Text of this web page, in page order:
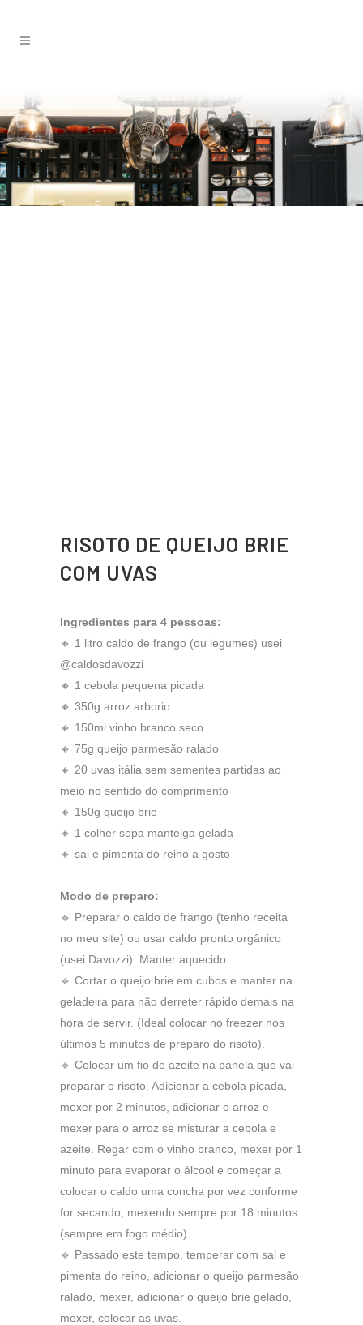
RISOTO DE QUEIJO BRIE
COM UVAS
Ingredientes para 4 pessoas:
🔸 1 litro caldo de frango (ou legumes) usei
@caldosdavozzi
🔸 1 cebola pequena picada
🔸 350g arroz arborio
🔸 150ml vinho branco seco
🔸 75g queijo parmesão ralado
🔸 20 uvas itália sem sementes partidas ao
meio no sentido do comprimento
🔸 150g queijo brie
🔸 1 colher sopa manteiga gelada
🔸 sal e pimenta do reino a gosto
Modo de preparo:
🔹 Preparar o caldo de frango (tenho receita
no meu site) ou usar caldo pronto orgânico
(usei Davozzi). Manter aquecido.
🔹 Cortar o queijo brie em cubos e manter na
geladeira para não derreter rápido demais na
hora de servir. (Ideal colocar no freezer nos
últimos 5 minutos de preparo do risoto).
🔹 Colocar um fio de azeite na panela que vai
preparar o risoto. Adicionar a cebola picada,
mexer por 2 minutos, adicionar o arroz e
mexer para o arroz se misturar a cebola e
azeite. Regar com o vinho branco, mexer por 1
minuto para evaporar o álcool e começar a
colocar o caldo uma concha por vez conforme
for secando, mexendo sempre por 18 minutos
(sempre em fogo médio).
🔹 Passado este tempo, temperar com sal e
pimenta do reino, adicionar o queijo parmesão
ralado, mexer, adicionar o queijo brie gelado,
mexer, colocar as uvas.